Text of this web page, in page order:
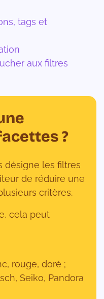
tags et
aux filtres
?
désigne les filtres
de réduire une
critères.
cela peut
rouge, doré ;
Seiko, Pandora